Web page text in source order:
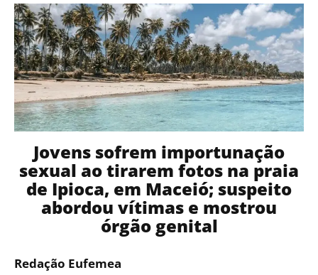
Jovens sofrem importunação
sexual ao tirarem fotos na praia
de Ipioca, em Maceió; suspeito
abordou vítimas e mostrou
órgão genital
Redação Eufemea